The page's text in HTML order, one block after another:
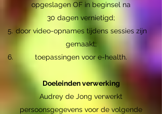
opgeslagen OF in beginsel na
30 dagen vernietigd;
door video-opnames tijdens sessies zijn
gemaakt;
toepassingen voor e-health.
Doeleinden verwerking
Audrey de Jong verwerkt
persoonsgegevens voor de volgende